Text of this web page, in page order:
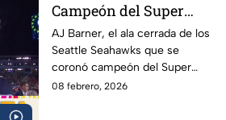
Campeón del Super
Bowl LX con los
Seahawks
AJ Barner, el ala cerrada de los
Seattle Seahawks que se
coronó campeón del Super
Bowl LX tras la victoria ante los
08 febrero, 2026